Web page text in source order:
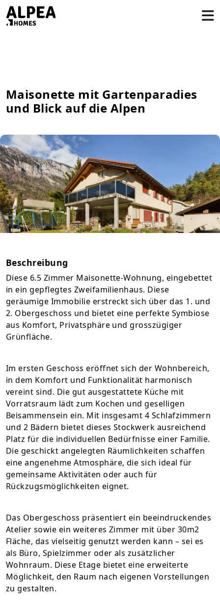
Maisonette mit Gartenparadies
und Blick auf die Alpen
Beschreibung
Diese 6.5 Zimmer Maisonette-Wohnung, eingebettet
in ein gepflegtes Zweifamilienhaus. Diese
geräumige Immobilie erstreckt sich über das 1. und
2. Obergeschoss und bietet eine perfekte Symbiose
aus Komfort, Privatsphäre und grosszügiger
Grünfläche.
Im ersten Geschoss eröffnet sich der Wohnbereich,
in dem Komfort und Funktionalität harmonisch
vereint sind. Die gut ausgestattete Küche mit
Vorratsraum lädt zum Kochen und geselligen
Beisammensein ein. Mit insgesamt 4 Schlafzimmern
und 2 Bädern bietet dieses Stockwerk ausreichend
Platz für die individuellen Bedürfnisse einer Familie.
Die geschickt angelegten Räumlichkeiten schaffen
eine angenehme Atmosphäre, die sich ideal für
gemeinsame Aktivitäten oder auch für
Rückzugsmöglichkeiten eignet.
Das Obergeschoss präsentiert ein beeindruckendes
Atelier sowie ein weiteres Zimmer mit über 30m2
Fläche, das vielseitig genutzt werden kann – sei es
als Büro, Spielzimmer oder als zusätzlicher
Wohnraum. Diese Etage bietet eine erweiterte
Möglichkeit, den Raum nach eigenen Vorstellungen
zu gestalten.